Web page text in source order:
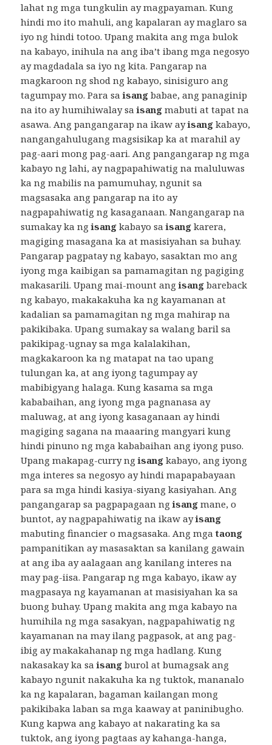
lahat ng mga tungkulin ay magpayaman. Kung
hindi mo ito mahuli, ang kapalaran ay maglaro sa
iyo ng hindi totoo. Upang makita ang mga bulok
na kabayo, inihula na ang iba’t ibang mga negosyo
ay magdadala sa iyo ng kita. Pangarap na
magkaroon ng shod ng kabayo, sinisiguro ang
tagumpay mo. Para saisang babae, ang panaginip
na ito ay humihiwalay saisang mabuti at tapat na
asawa. Ang pangangarap na ikaw ayisang kabayo,
nangangahulugang magsisikap ka at marahil ay
pag-aari mong pag-aari. Ang pangangarap ng mga
kabayo ng lahi, ay nagpapahiwatig na maluluwas
ka ng mabilis na pamumuhay, ngunit sa
magsasaka ang pangarap na ito ay
nagpapahiwatig ng kasaganaan. Nangangarap na
sumakay ka ngisang kabayo saisang karera,
magiging masagana ka at masisiyahan sa buhay.
Pangarap pagpatay ng kabayo, sasaktan mo ang
iyong mga kaibigan sa pamamagitan ng pagiging
makasarili. Upang mai-mount angisang bareback
ng kabayo, makakakuha ka ng kayamanan at
kadalian sa pamamagitan ng mga mahirap na
pakikibaka. Upang sumakay sa walang baril sa
pakikipag-ugnay sa mga kalalakihan,
magkakaroon ka ng matapat na tao upang
tulungan ka, at ang iyong tagumpay ay
mabibigyang halaga. Kung kasama sa mga
kababaihan, ang iyong mga pagnanasa ay
maluwag, at ang iyong kasaganaan ay hindi
magiging sagana na maaaring mangyari kung
hindi pinuno ng mga kababaihan ang iyong puso.
Upang makapag-curry ngisang kabayo, ang iyong
mga interes sa negosyo ay hindi mapapabayaan
para sa mga hindi kasiya-siyang kasiyahan. Ang
pangangarap sa pagpapagaan ngisang mane, o
buntot, ay nagpapahiwatig na ikaw ayisang
mabuting financier o magsasaka. Ang mgataong
pampanitikan ay masasaktan sa kanilang gawain
at ang iba ay aalagaan ang kanilang interes na
may pag-iisa. Pangarap ng mga kabayo, ikaw ay
magpasaya ng kayamanan at masisiyahan ka sa
buong buhay. Upang makita ang mga kabayo na
humihila ng mga sasakyan, nagpapahiwatig ng
kayamanan na may ilang pagpasok, at ang pag-
ibig ay makakahanap ng mga hadlang. Kung
nakasakay ka saisang burol at bumagsak ang
kabayo ngunit nakakuha ka ng tuktok, mananalo
ka ng kapalaran, bagaman kailangan mong
pakikibaka laban sa mga kaaway at paninibugho.
Kung kapwa ang kabayo at nakarating ka sa
tuktok, ang iyong pagtaas ay kahanga-hanga,